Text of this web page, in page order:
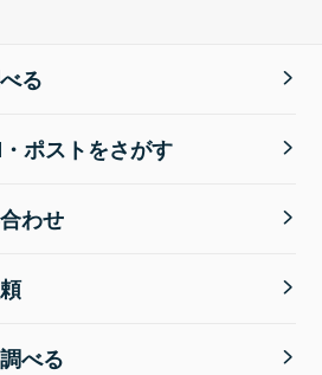
る
ポストをさがす
わせ
べる